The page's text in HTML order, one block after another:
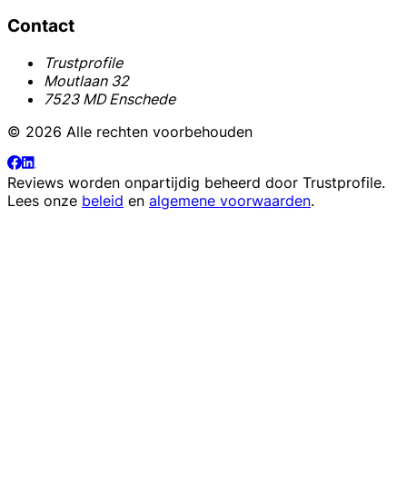
Contact
Trustprofile
Moutlaan 32
7523 MD Enschede
© 2026 Alle rechten voorbehouden
Reviews worden onpartijdig beheerd door Trustprofile.
Lees onze beleid en algemene voorwaarden.